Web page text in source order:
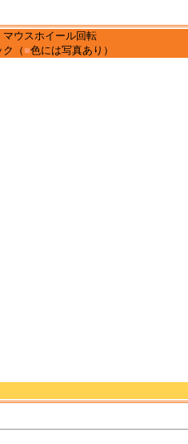
ウスホイール回転
（ ■色には写真あり）